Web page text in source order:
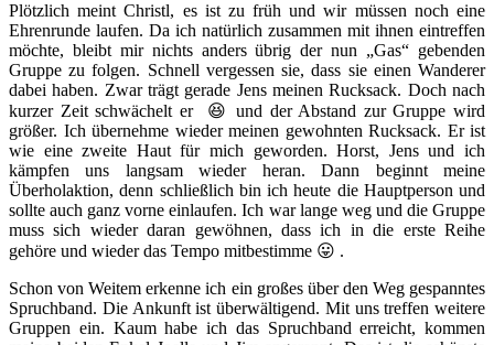
Plötzlich meint Christl, es ist zu früh und wir müssen noch eine
Ehrenrunde laufen. Da ich natürlich zusammen mit ihnen eintreffen
möchte, bleibt mir nichts anders übrig der nun „Gas“ gebenden
Gruppe zu folgen. Schnell vergessen sie, dass sie einen Wanderer
dabei haben. Zwar trägt gerade Jens meinen Rucksack. Doch nach
kurzer Zeit schwächelt er 😆 und der Abstand zur Gruppe wird
größer. Ich übernehme wieder meinen gewohnten Rucksack. Er ist
wie eine zweite Haut für mich geworden. Horst, Jens und ich
kämpfen uns langsam wieder heran. Dann beginnt meine
Überholaktion, denn schließlich bin ich heute die Hauptperson und
sollte auch ganz vorne einlaufen. Ich war lange weg und die Gruppe
muss sich wieder daran gewöhnen, dass ich in die erste Reihe
gehöre und wieder das Tempo mitbestimme 😛 .
Schon von Weitem erkenne ich ein großes über den Weg gespanntes
Spruchband. Die Ankunft ist überwältigend. Mit uns treffen weitere
Gruppen ein. Kaum habe ich das Spruchband erreicht, kommen